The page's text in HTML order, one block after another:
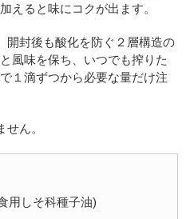
えると味にコクが出ます。
開封後も酸化を防ぐ２層構造の
風味を保ち、いつでも搾りた
１滴ずつから必要な量だけ注
ん。
用しそ科種子油)